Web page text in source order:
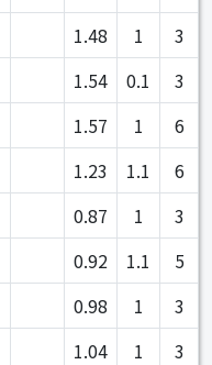
1.48 1 3
1.54 0.1 3
1.57 1 6
1.23 1.1 6
0.87 1 3
0.92 1.1 5
0.98 1
3
1.04 1 3